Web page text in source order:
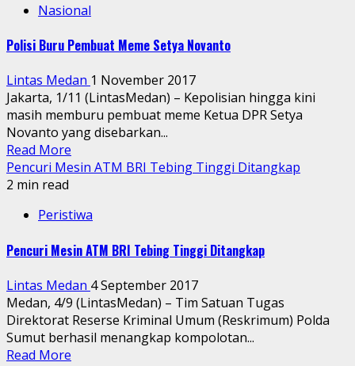
Nasional
Polisi Buru Pembuat Meme Setya Novanto
Lintas Medan 1 November 2017
Jakarta, 1/11 (LintasMedan) – Kepolisian hingga kini
masih memburu pembuat meme Ketua DPR Setya
Novanto yang disebarkan...
Read More
Pencuri Mesin ATM BRI Tebing Tinggi Ditangkap
2 min read
Peristiwa
Pencuri Mesin ATM BRI Tebing Tinggi Ditangkap
Lintas Medan 4 September 2017
Medan, 4/9 (LintasMedan) – Tim Satuan Tugas
Direktorat Reserse Kriminal Umum (Reskrimum) Polda
Sumut berhasil menangkap kompolotan...
Read More